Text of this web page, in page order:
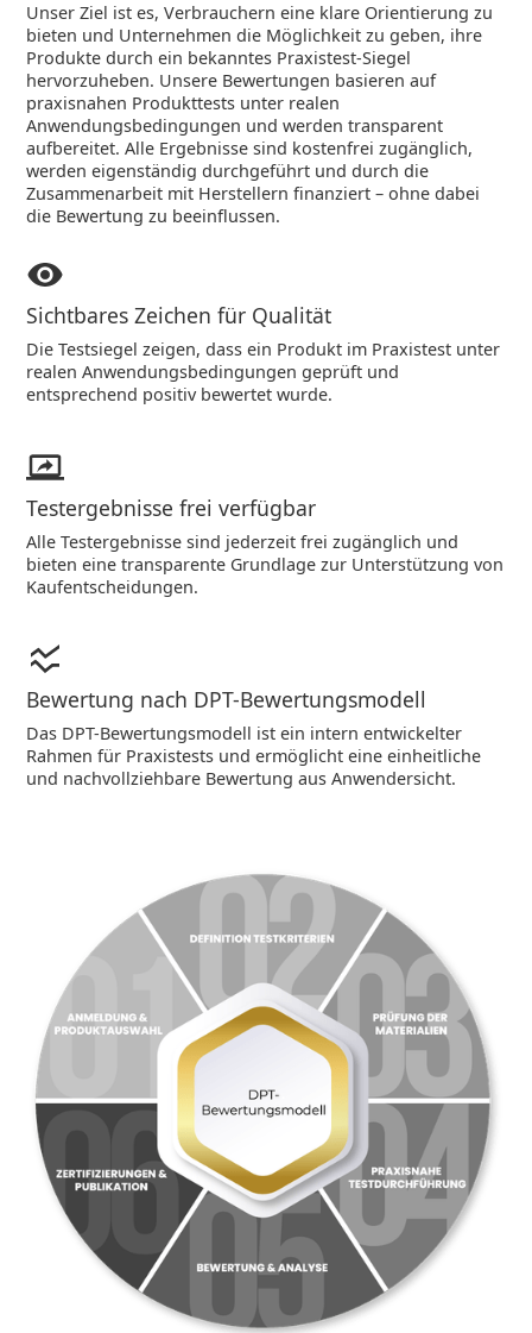
Unser Ziel ist es, Verbrauchern eine klare Orientierung zu
bieten und Unternehmen die Möglichkeit zu geben, ihre
Produkte durch ein bekanntes Praxistest-Siegel
hervorzuheben. Unsere Bewertungen basieren auf
praxisnahen Produkttests unter realen
Anwendungsbedingungen und werden transparent
aufbereitet. Alle Ergebnisse sind kostenfrei zugänglich,
werden eigenständig durchgeführt und durch die
Zusammenarbeit mit Herstellern finanziert – ohne dabei
die Bewertung zu beeinflussen.
Sichtbares Zeichen für Qualität
Die Testsiegel zeigen, dass ein Produkt im Praxistest unter
realen Anwendungsbedingungen geprüft und
entsprechend positiv bewertet wurde.
Testergebnisse frei verfügbar
Alle Testergebnisse sind jederzeit frei zugänglich und
bieten eine transparente Grundlage zur Unterstützung von
Kaufentscheidungen.
Bewertung nach DPT-Bewertungsmodell
Das DPT-Bewertungsmodell ist ein intern entwickelter
Rahmen für Praxistests und ermöglicht eine einheitliche
und nachvollziehbare Bewertung aus Anwendersicht.